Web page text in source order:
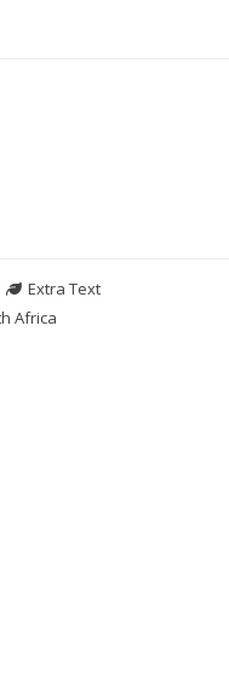
Extra Text
Africa